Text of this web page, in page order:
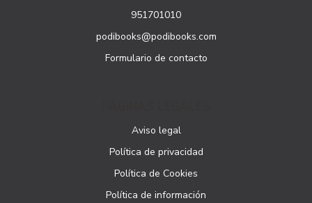
951701010
podibooks@podibooks.com
Formulario de contacto
Aviso legal
Política de privacidad
Política de Cookies
Política de información